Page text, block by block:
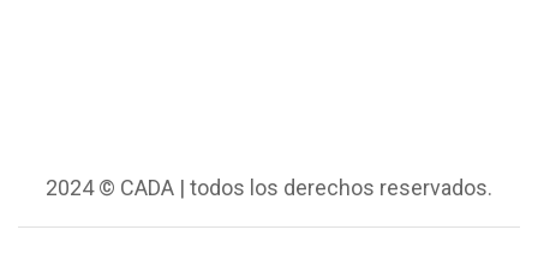
2024 © CADA | todos los derechos reservados.